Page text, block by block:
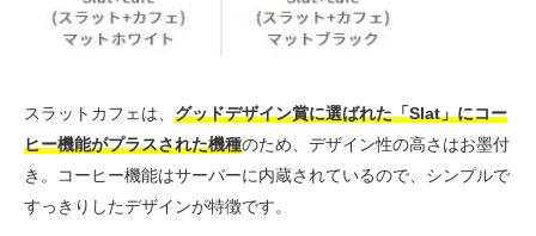
スラットカフェは、 グッドデザイン賞に選ばれた「Slat」にコー
ヒー機能がプラスされた機種のため、デザイン性の高さはお墨付
き。コーヒー機能はサーバーに内蔵されているので、シンプルで
すっきりしたデザインが特徴です。